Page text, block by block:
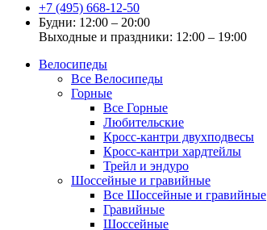
+7 (495) 668-12-50
Будни: 12:00 – 20:00
Выходные и праздники: 12:00 – 19:00
Велосипеды
Все Велосипеды
Горные
Все Горные
Любительские
Кросс-кантри двухподвесы
Кросс-кантри хардтейлы
Трейл и эндуро
Шоссейные и гравийные
Все Шоссейные и гравийные
Гравийные
Шоссейные